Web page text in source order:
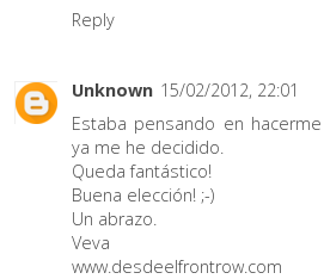
Reply
Unknown 15/02/2012, 22:01
Estaba pensando en
ya me he decidido.
Queda fantástico!
Buena elección! ;-)
Un abrazo.
Veva
www.desdeelfrontrow.com